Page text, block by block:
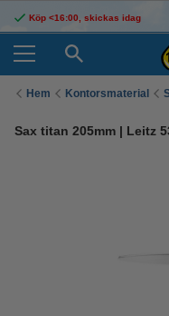
Köp <16:00, skickas idag
Hem Kontorsmaterial
Sax titan 205mm | Leitz